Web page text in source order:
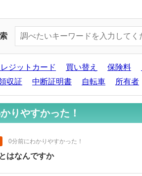
ジットカード 買い替え 保険料
収証 中断証明書 自転車 所有者
りやすかった！
0分前にわかりやすかった！
はなんですか